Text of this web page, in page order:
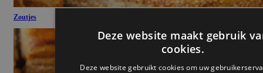
Zoutjes
Deze website maakt gebruik
cookies.
Deze website gebruikt cookies om uw